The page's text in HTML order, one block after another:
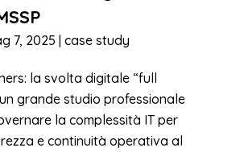
7, 2025 | case study
la svolta digitale “full
grande studio professionale
la complessità IT per
e continuità operativa al